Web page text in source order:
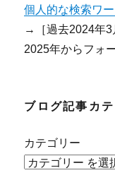
個人的な検索ワ
→［過去2024年3
2025年からフォ
ブログ記事カ
カテゴリー